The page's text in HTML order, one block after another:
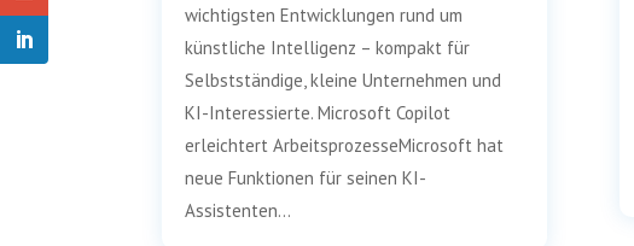
wichtigsten Entwicklungen rund um
künstliche Intelligenz – kompakt für
Selbstständige, kleine Unternehmen und
KI-Interessierte. Microsoft Copilot
erleichtert ArbeitsprozesseMicrosoft hat
neue Funktionen für seinen KI-
Assistenten...